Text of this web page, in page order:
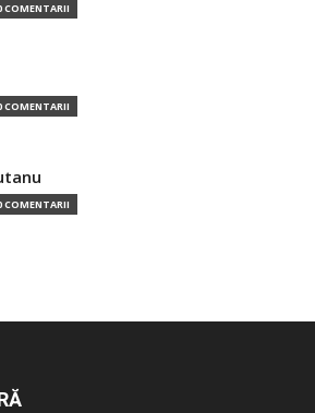
COMENTARII
COMENTARII
COMENTARII